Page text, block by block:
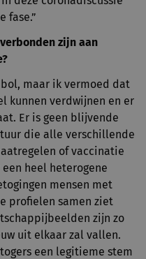
fase.”
zijn aan
bol, maar ik vermoed dat
kunnen verdwijnen en er
Er is geen blijvende
die alle verschillende
of vaccinatie
heel heterogene
mensen met
profielen samen ziet
zijn zo
uit elkaar zal vallen.
een legitieme stem